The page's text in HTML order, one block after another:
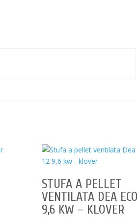
STUFA A PELLET
VENTILATA DEA
9,6 KW – KLOVER